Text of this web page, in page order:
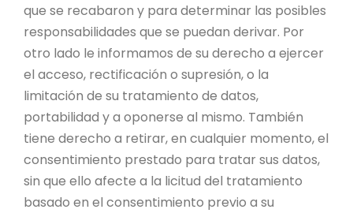
que se recabaron y para determinar las posibles
responsabilidades que se puedan derivar. Por
otro lado le informamos de su derecho a ejercer
el acceso, rectificación o supresión, o la
limitación de su tratamiento de datos,
portabilidad y a oponerse al mismo. También
tiene derecho a retirar, en cualquier momento, el
consentimiento prestado para tratar sus datos,
sin que ello afecte a la licitud del tratamiento
basado en el consentimiento previo a su